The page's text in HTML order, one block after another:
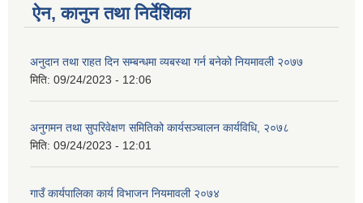
ऐन, कानुन तथा निर्देशिका
अनुदान तथा राहत दिन सम्बन्धमा व्यबस्था गर्न बनेको नियमावली २०७७
मिति: 09/24/2023 - 12:06
अनुगमन तथा सुपरिवेक्षण समितिको कार्यसञ्चालन कार्यविधि, २०७८
मिति: 09/24/2023 - 12:01
गाउँ कार्यपालिका कार्य विभाजन नियमावली २०७४